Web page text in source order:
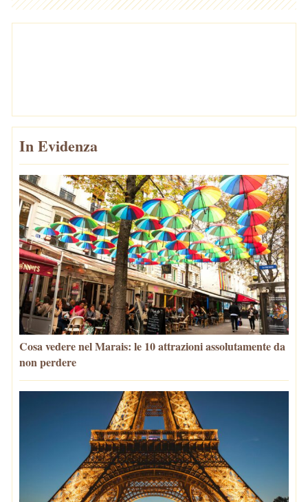
In Evidenza
Cosa vedere nel Marais: le 10 attrazioni assolutamente da
non perdere